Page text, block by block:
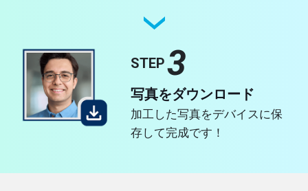
STEP3
写真をダウンロード
加工した写真をデバイスに保
存して完成です！